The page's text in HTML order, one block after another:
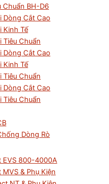
Chuẩn BH-D6
Dòng Cắt Cao
Kinh Tế
Tiêu Chuẩn
Dòng Cắt Cao
Kinh Tế
Tiêu Chuẩn
Dòng Cắt Cao
Tiêu Chuẩn
Dòng Rò
EVS 800-4000A
& Phụ Kiện